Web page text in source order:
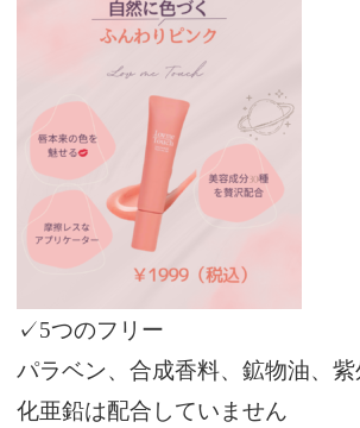
✓5つのフリー
パラベン、合成香料、鉱物油、
化亜鉛は配合していません